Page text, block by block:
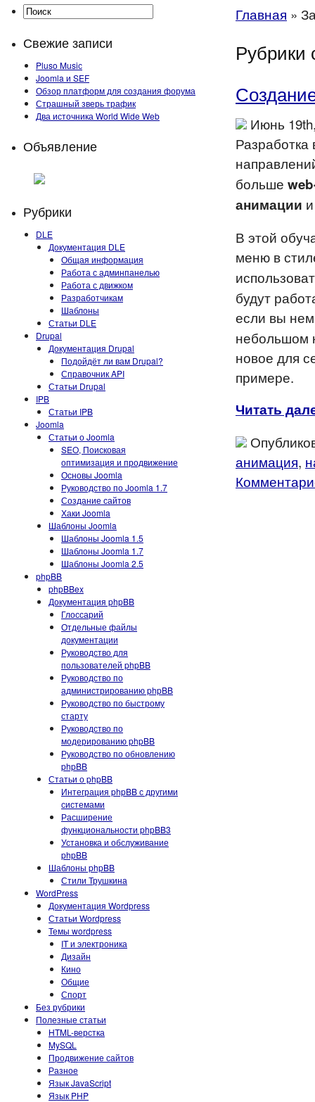
Свежие записи
Pluso Musiс
Joomla и SEF
Обзор платформ для создания форума
Страшный зверь трафик
Два источника World Wide Web
Объявление
Рубрики
DLE
Документация DLE
Общая информация
Работа с админпанелью
Работа с движком
Разработчикам
Шаблоны
Статьи DLE
Drupal
Документация Drupal
Подойдёт ли вам Drupal?
Справочник API
Статьи Drupal
IPB
Статьи IPB
Joomla
Статьи о Joomla
SEO, Поисковая
оптимизация и продвижение
Основы Joomla
Руководство по Joomla 1.7
Создание сайтов
Хаки Joomla
Шаблоны Joomla
Шаблоны Joomla 1.5
Шаблоны Joomla 1.7
Шаблоны Joomla 2.5
phpBB
phpBBex
Документация phpBB
Глоссарий
Отдельные файлы
документации
Руководство для
пользователей phpBB
Руководство по
администрированию phpBB
Руководство по быстрому
старту
Руководство по
модерированию phpBB
Руководство по обновлению
phpBB
Статьи о phpBB
Интеграция phpBB с другими
системами
Расширение
функциональности phpBB3
Установка и обслуживание
phpBB
Шаблоны phpBB
Стили Трушкина
WordPress
Документация Wordpress
Статьи Wordpress
Темы wordpress
IT и электроника
Дизайн
Кино
Общие
Спорт
Без рубрики
Полезные статьи
HTML-верстка
MySQL
Продвижение сайтов
Разное
Язык JavaScript
Язык PHP
Главная »
Рубрики
Июнь
больше
анимации
В этой
меню в
будут
если вы
небольшом
новое для
примере.
Читать
анимация,